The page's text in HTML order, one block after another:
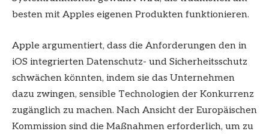
besten mit Apples eigenen Produkten funktionieren.
Apple argumentiert, dass die Anforderungen den in
iOS integrierten Datenschutz- und Sicherheitsschutz
schwächen könnten, indem sie das Unternehmen
dazu zwingen, sensible Technologien der Konkurrenz
zugänglich zu machen. Nach Ansicht der Europäischen
Kommission sind die Maßnahmen erforderlich, um zu